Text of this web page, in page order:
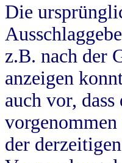
Die
z.B. nach der
anzeigen
auch vor,
der